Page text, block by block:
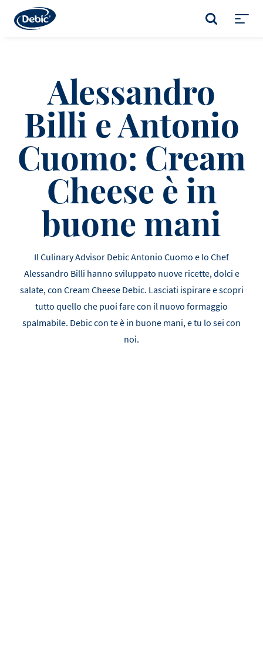
main
CERCA
Alessandro
Billi e Antonio
Cuomo: Cream
Cheese è in
buone mani
Il Culinary Advisor Debic Antonio Cuomo e lo Chef
Alessandro Billi hanno sviluppato nuove ricette, dolci e
salate, con Cream Cheese Debic. Lasciati ispirare e scopri
tutto quello che puoi fare con il nuovo formaggio
spalmabile. Debic con te è in buone mani, e tu lo sei con
noi.